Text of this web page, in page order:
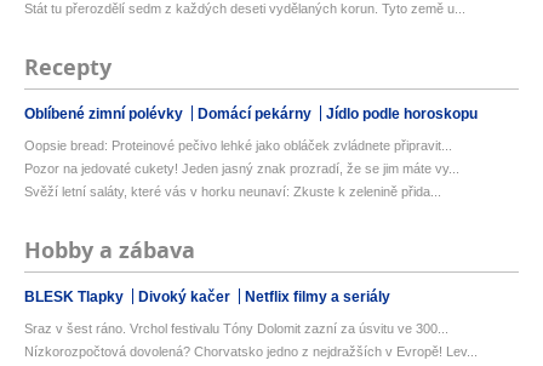
Stát tu přerozdělí sedm z každých deseti vydělaných korun. Tyto země u...
Recepty
Oblíbené zimní polévky Domácí pekárny Jídlo podle horoskopu
Oopsie bread: Proteinové pečivo lehké jako obláček zvládnete připravit...
Pozor na jedovaté cukety! Jeden jasný znak prozradí, že se jim máte vy...
Svěží letní saláty, které vás v horku neunaví: Zkuste k zelenině přida...
Hobby a zábava
BLESK Tlapky Divoký kačer Netflix filmy a seriály
Sraz v šest ráno. Vrchol festivalu Tóny Dolomit zazní za úsvitu ve 300...
Nízkorozpočtová dovolená? Chorvatsko jedno z nejdražších v Evropě! Lev...